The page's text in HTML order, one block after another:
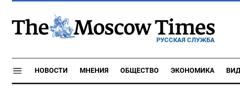
РУССКАЯ СЛУЖБА
НОВОСТИ МНЕНИЯ ОБЩЕСТВО ЭКОНОМИКА